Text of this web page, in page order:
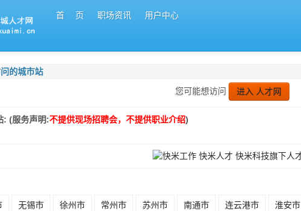
首 页 职场资讯 用户中心
的城市站
您可能想访问
进入 人才网
: (服务声明:不提供现场招聘会，不提供职业介绍)
无锡市 徐州市 常州市 苏州市 南通市 连云港市 淮安市